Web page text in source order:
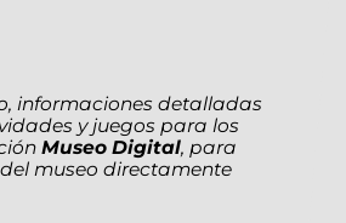
informaciones detalladas
y juegos para los
Museo Digital, para
museo directamente